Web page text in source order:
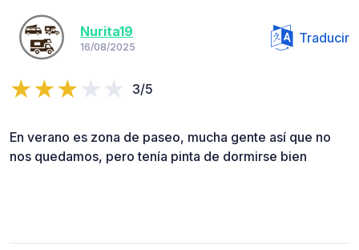
Nurita19
16/08/2025
Traducir
3/5
En verano es zona de paseo, mucha gente así que no
nos quedamos, pero tenía pinta de dormirse bien